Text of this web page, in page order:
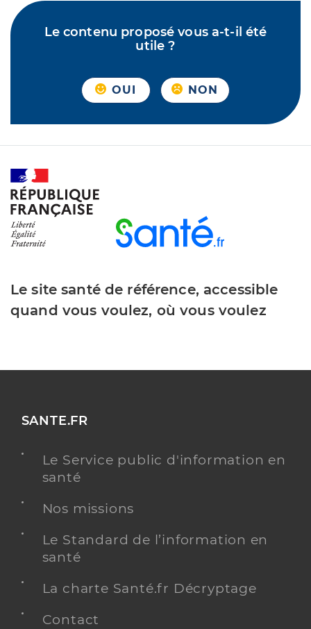
Le contenu proposé vous a-t-il été
utile ?
OUI NON
Le site santé de référence, accessible
quand vous voulez, où vous voulez
SANTE.FR
Le Service public d'information en
santé
Nos missions
Le Standard de l’information en
santé
La charte Santé.fr Décryptage
Contact